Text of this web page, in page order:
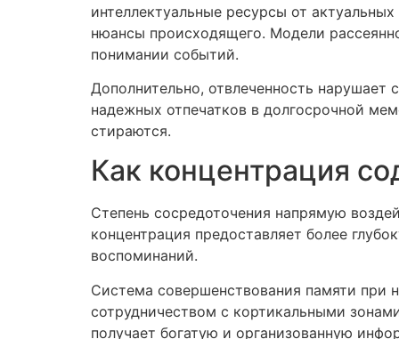
интеллектуальные ресурсы от
нюансы происходящего. Модели
понимании событий.
Дополнительно, отвлеченность нарушает
надежных отпечатков в долгосрочной
стираются.
Как концентрация
Степень сосредоточения напрямую
концентрация предоставляет более
воспоминаний.
Система совершенствования памяти при
сотрудничеством с кортикальными
получает богатую и организованную